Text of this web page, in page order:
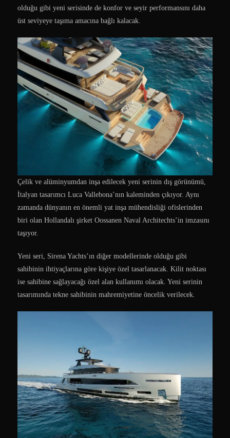
olduğu gibi yeni serisinde de konfor ve seyir performansını daha
üst seviyeye taşıma amacına bağlı kalacak.
Çelik ve alüminyumdan inşa edilecek yeni serinin dış görünümü,
İtalyan tasarımcı Luca Vallebona’nın kaleminden çıkıyor. Aynı
zamanda dünyanın en önemli yat inşa mühendisliği ofislerinden
biri olan Hollandalı şirket Oossanen Naval Architechts’in imzasını
taşıyor.
Yeni seri, Sirena Yachts’ın diğer modellerinde olduğu gibi
sahibinin ihtiyaçlarına göre kişiye özel tasarlanacak. Kilit noktası
ise sahibine sağlayacağı özel alan kullanımı olacak. Yeni serinin
tasarımında tekne sahibinin mahremiyetine öncelik verilecek.